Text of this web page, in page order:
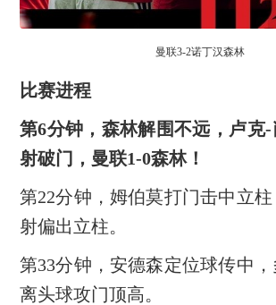
曼联3-2诺丁汉森林
比赛进程
第6分钟，森林解围不远，卢克
射破门，曼联1-0森林！
第22分钟，姆伯莫打门击中立
射偏出立柱。
第33分钟，安德森定位球传中
离头球攻门顶高。